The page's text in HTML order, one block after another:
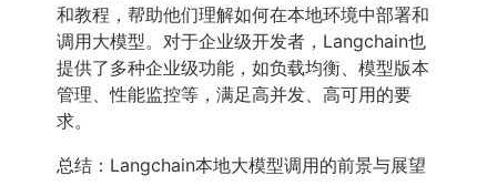
和教程，帮助他们理解如何在本地环境中部署和
调用大模型。对于企业级开发者，Langchain也
提供了多种企业级功能，如负载均衡、模型版本
管理、性能监控等，满足高并发、高可用的要
求。
总结：Langchain本地大模型调用的前景与展望